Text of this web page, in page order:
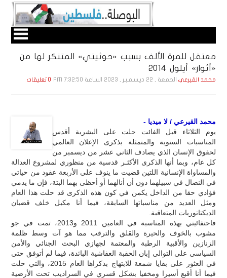
معتقل للمرة الألف بسبب «حوثيتي» المتنكر لها من
«أثوار» أيلول 2014
محمد القيرعي الجمعة , 22 ديـسـمـبـر , 2023 الساعة 7:32:50 PM 0 تعليقات
محمد القيرعي / لا ميديا -
يوم الثلاثاء قبل الفائت حلت على البشرية أقدس
المناسبات السنوية والمتمثلة بذكرى الإعلان العالمي
لحقوق الإنسان الذي يصادف الثاني عشر من ديسمبر من
كل عام، وبما أنها الذكرى الأكثـر قدسية من منظوري لمشروع العدالة
والمساواة الإنسانية اللتين قضيت ما ينوف على الأربعة عقود من حياتي
في النضال في سبيلهما دون أن أنالهما أو أحظى بهما البتة، فإن ما يدمي
فؤادي حقا من الداخل يكمن في كون هذه الذكرى قد حلت هذا العام
ومثل العديد من مناسباتها السابقة، فيما أنا مكبل خلف قضبان
الديكتاتوريات المتعاقبة.
فاحتفائيتي بهذه المناسبة في العامين 2011 و2013، تمت في جو
مشوب بالخوف والحيرة والقلق والترقب مما هو آت وسط ظلمة
الزنازين والأقبية الرطبة والمعتمة لجهازي البحث الجنائي والأمن
السياسي على التوالي إبان الحقبة العفاشية البائدة، فيما لم أتوفق حتى
في العثور على بقايا شمعة للابتهاج بذكراها العام 2015، والتي حلت
فيما أنا أقبع أسيرا ومخفيا بشكل قسري في السراديب تحت الأرضية